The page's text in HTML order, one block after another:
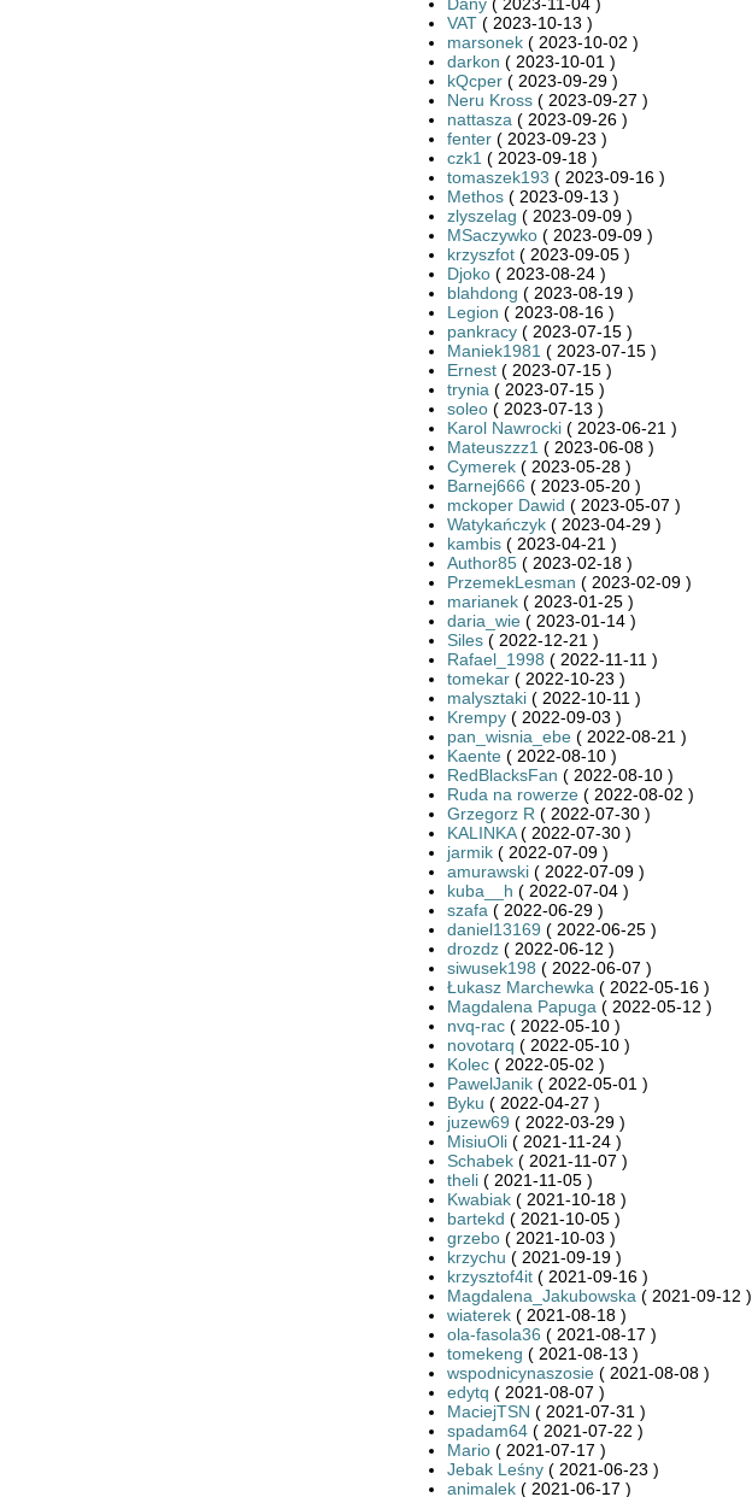
VAT( 2023-10-13 )
marsonek( 2023-10-02 )
darkon ( 2023-10-01 )
kQcper( 2023-09-29 )
Neru Kross( 2023-09-27 )
nattasza ( 2023-09-26 )
fenter( 2023-09-23 )
czk1 ( 2023-09-18 )
tomaszek193 ( 2023-09-16 )
Methos( 2023-09-13 )
zlyszelag ( 2023-09-09 )
MSaczywko( 2023-09-09 )
krzyszfot( 2023-09-05 )
Djoko( 2023-08-24 )
blahdong ( 2023-08-19 )
Legion ( 2023-08-16 )
pankracy( 2023-07-15 )
Maniek1981 ( 2023-07-15 )
Ernest( 2023-07-15 )
trynia ( 2023-07-15 )
soleo( 2023-07-13 )
Karol Nawrocki( 2023-06-21 )
Mateuszzz1 ( 2023-06-08 )
Cymerek( 2023-05-28 )
Barnej666 ( 2023-05-20 )
mckoper Dawid ( 2023-05-07 )
Watykańczyk( 2023-04-29 )
kambis( 2023-04-21 )
Author85( 2023-02-18 )
PrzemekLesman ( 2023-02-09 )
marianek( 2023-01-25 )
daria_wie( 2023-01-14 )
Siles( 2022-12-21 )
Rafael_1998 ( 2022-11-11 )
tomekar( 2022-10-23 )
malysztaki( 2022-10-11 )
Krempy( 2022-09-03 )
pan_wisnia_ebe( 2022-08-21 )
Kaente( 2022-08-10 )
RedBlacksFan ( 2022-08-10 )
Ruda na rowerze( 2022-08-02 )
Grzegorz R ( 2022-07-30 )
KALINKA( 2022-07-30 )
jarmik( 2022-07-09 )
amurawski( 2022-07-09 )
kuba__h ( 2022-07-04 )
szafa ( 2022-06-29 )
daniel13169 ( 2022-06-25 )
drozdz( 2022-06-12 )
siwusek198 ( 2022-06-07 )
Łukasz Marchewka ( 2022-05-16 )
Magdalena Papuga ( 2022-05-12 )
nvq-rac( 2022-05-10 )
novotarq ( 2022-05-10 )
Kolec( 2022-05-02 )
PawelJanik( 2022-05-01 )
Byku ( 2022-04-27 )
juzew69 ( 2022-03-29 )
MisiuOli( 2021-11-24 )
Schabek( 2021-11-07 )
theli( 2021-11-05 )
Kwabiak( 2021-10-18 )
bartekd ( 2021-10-05 )
grzebo( 2021-10-03 )
krzychu ( 2021-09-19 )
krzysztof4it( 2021-09-16 )
Magdalena_Jakubowska ( 2021-09-12 )
wiaterek( 2021-08-18 )
ola-fasola36 ( 2021-08-17 )
tomekeng ( 2021-08-13 )
wspodnicynaszosie( 2021-08-08 )
edytq ( 2021-08-07 )
MaciejTSN ( 2021-07-31 )
spadam64( 2021-07-22 )
Mario( 2021-07-17 )
Jebak Leśny( 2021-06-23 )
animalek( 2021-06-17 )